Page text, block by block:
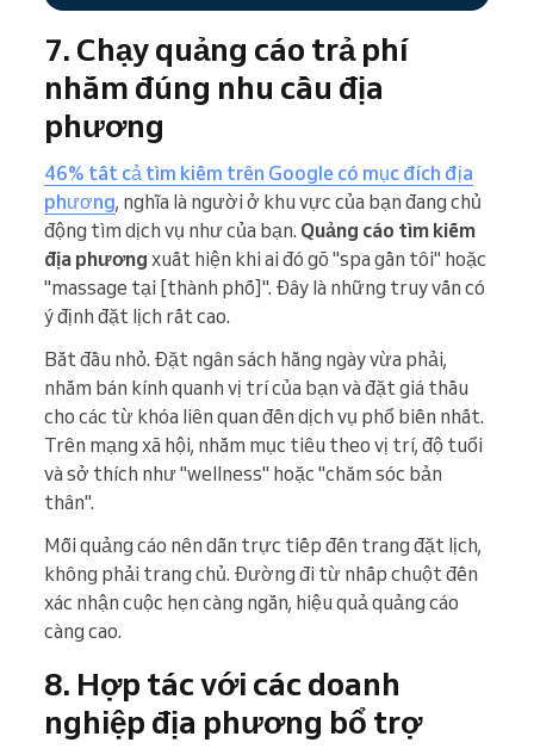
7. Chạy quảng cáo trả phí
nhắm đúng nhu cầu địa
phương
46% tất cả tìm kiếm trên Google có mục đích địa
phương, nghĩa là người ở khu vực của bạn đang chủ
động tìm dịch vụ như của bạn. Quảng cáo tìm kiếm
địa phương xuất hiện khi ai đó gõ "spa gần tôi" hoặc
"massage tại [thành phố]". Đây là những truy vấn có
ý định đặt lịch rất cao.
Bắt đầu nhỏ. Đặt ngân sách hằng ngày vừa phải,
nhắm bán kính quanh vị trí của bạn và đặt giá thầu
cho các từ khóa liên quan đến dịch vụ phổ biến nhất.
Trên mạng xã hội, nhắm mục tiêu theo vị trí, độ tuổi
và sở thích như "wellness" hoặc "chăm sóc bản
thân".
Mỗi quảng cáo nên dẫn trực tiếp đến trang đặt lịch,
không phải trang chủ. Đường đi từ nhấp chuột đến
xác nhận cuộc hẹn càng ngắn, hiệu quả quảng cáo
càng cao.
8. Hợp tác với các doanh
nghiệp địa phương bổ trợ